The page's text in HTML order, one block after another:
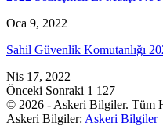
Oca 9, 2022
Sahil Güvenlik Komutanlığı
Nis 17, 2022
Önceki Sonraki 1 127
© 2026 - Askeri Bilgiler. Tüm
Askeri Bilgiler: Askeri Bilgiler